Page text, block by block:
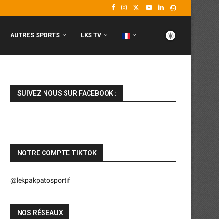
AUTRES SPORTS LKS TV
SUIVEZ NOUS SUR FACEBOOK :
NOTRE COMPTE TIKTOK
@lekpakpatosportif
NOS RÉSEAUX